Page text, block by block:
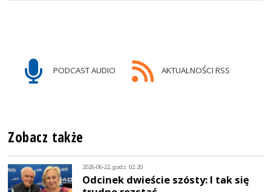
PODCAST AUDIO AKTUALNOŚCI RSS
Zobacz także
2026-06-22, godz. 02:20
Odcinek dwieście szósty: I tak się